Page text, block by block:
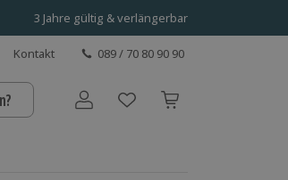
3 Jahre gültig & verlängerbar
Kontakt 089 / 70 80 90 90
Benutzerkonto